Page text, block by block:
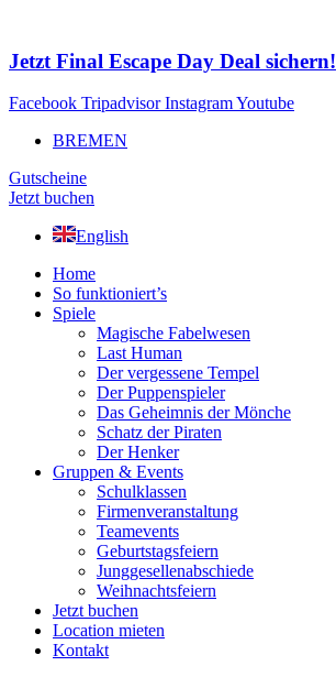
springen
Jetzt Final Escape Day Deal sichern!
Facebook Tripadvisor InstagramYoutube
BREMEN
Gutscheine
Jetzt buchen
English
Home
So funktioniert’s
Spiele
Magische Fabelwesen
Last Human
Der vergessene Tempel
Der Puppenspieler
Das Geheimnis der Mönche
Schatz der Piraten
Der Henker
Gruppen & Events
Schulklassen
Firmenveranstaltung
Teamevents
Geburtstagsfeiern
Junggesellenabschiede
Weihnachtsfeiern
Jetzt buchen
Location mieten
Kontakt